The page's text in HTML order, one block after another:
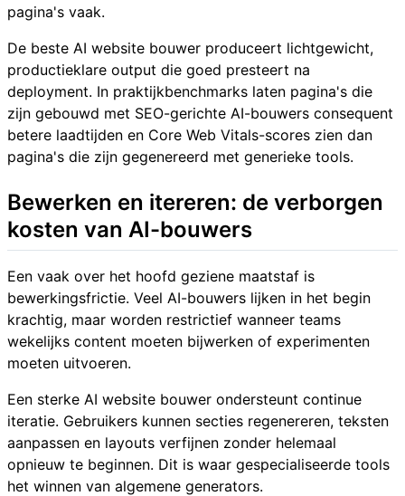
pagina's vaak.
De beste AI website bouwer produceert lichtgewicht,
productieklare output die goed presteert na
deployment. In praktijkbenchmarks laten pagina's die
zijn gebouwd met SEO-gerichte AI-bouwers consequent
betere laadtijden en Core Web Vitals-scores zien dan
pagina's die zijn gegenereerd met generieke tools.
Bewerken en itereren: de verborgen
kosten van AI-bouwers
Een vaak over het hoofd geziene maatstaf is
bewerkingsfrictie. Veel AI-bouwers lijken in het begin
krachtig, maar worden restrictief wanneer teams
wekelijks content moeten bijwerken of experimenten
moeten uitvoeren.
Een sterke AI website bouwer ondersteunt continue
iteratie. Gebruikers kunnen secties regenereren, teksten
aanpassen en layouts verfijnen zonder helemaal
opnieuw te beginnen. Dit is waar gespecialiseerde tools
het winnen van algemene generators.